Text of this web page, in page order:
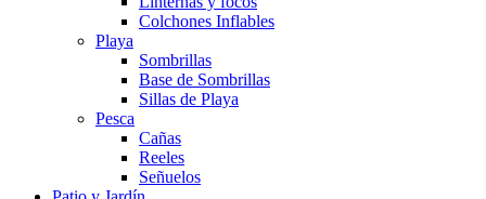
Colchones Inflables
Playa
Sombrillas
Base de Sombrillas
Sillas de Playa
Pesca
Cañas
Reeles
Señuelos